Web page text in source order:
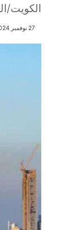
الكويت/
​27 نوفمبر 2024 | 7:09 صباحًا